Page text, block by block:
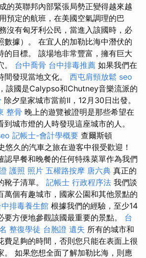
的英聯邦內部緊張局勢正變得越來越
預定的航班，在美國空氣調理的巴
沒有匈牙利公民，當進入該國時，必
數據）。 在宜人的加勒比海中潛伏的
的目標。 該場地非常豐富，擁有巨大
。 台中喬骨 台中排毒推薦 如果我們在
間發現當地文化。 西屯肩頸放鬆 seo
該國是Calypso和Chutney音樂流派的
除夕皇家城市當前II，12月30日出發。
整骨 晚上的遊覽被證明是那些希望在
城市燈的人時發現這座城市的人。
記帳士-會計學概要 查爾斯頓
悠久的汽車之旅在遊客中很受歡迎！
認早餐和晚餐的任何特殊菜單作為我們
護照 照片 五權路按摩 唐六典 真正的
靴子清單。 記帳士 行政程序法 我們談
萬個有趣城市，國家公園和其他景點的
中排毒養生館 根據我們的經驗，至少14
要方便地參觀該國最重要的景點。 台
整復學徒 台胞證 遺失 所有的城市和
費足夠的時間，否則您只能在表面上很
。 如果您想全面了解加勒比海，則應